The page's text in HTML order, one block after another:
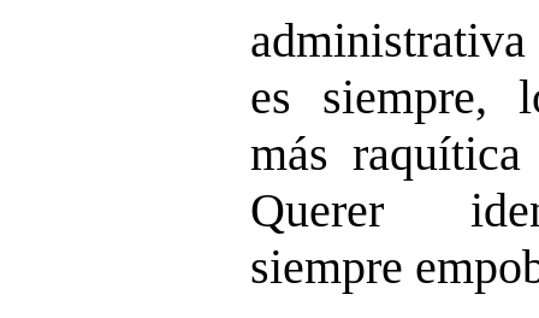
es siempre,
más
Querer
siempre